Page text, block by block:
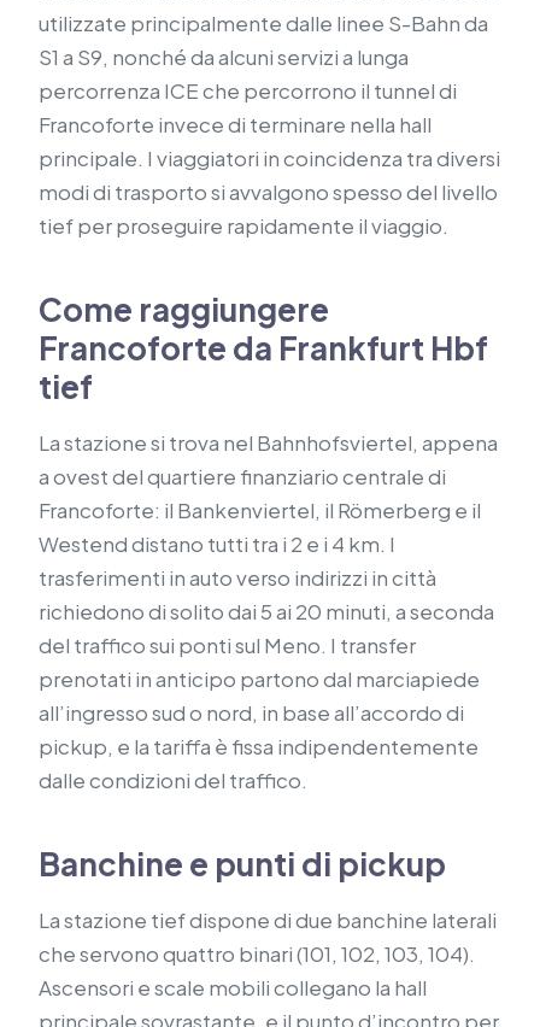
utilizzate principalmente dalle linee S-Bahn da
S1 a S9, nonché da alcuni servizi a lunga
percorrenza ICE che percorrono il tunnel di
Francoforte invece di terminare nella hall
principale. I viaggiatori in coincidenza tra diversi
modi di trasporto si avvalgono spesso del livello
tief per proseguire rapidamente il viaggio.
Come raggiungere
Francoforte da Frankfurt Hbf
tief
La stazione si trova nel Bahnhofsviertel, appena
a ovest del quartiere finanziario centrale di
Francoforte: il Bankenviertel, il Römerberg e il
Westend distano tutti tra i 2 e i 4 km. I
trasferimenti in auto verso indirizzi in città
richiedono di solito dai 5 ai 20 minuti, a seconda
del traffico sui ponti sul Meno. I transfer
prenotati in anticipo partono dal marciapiede
all’ingresso sud o nord, in base all’accordo di
pickup, e la tariffa è fissa indipendentemente
dalle condizioni del traffico.
Banchine e punti di pickup
La stazione tief dispone di due banchine laterali
che servono quattro binari (101, 102, 103, 104).
Ascensori e scale mobili collegano la hall
principale sovrastante, e il punto d’incontro per